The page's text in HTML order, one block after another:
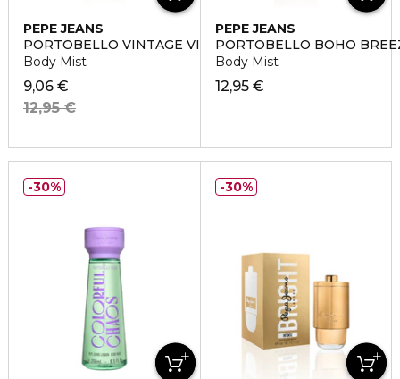
PEPE JEANS
PORTOBELLO VINTAGE VIBES
Body Mist
9,06 €
12,95 €
PEPE JEANS
PORTOBELLO BOHO
Body Mist
12,95 €
30% 30%